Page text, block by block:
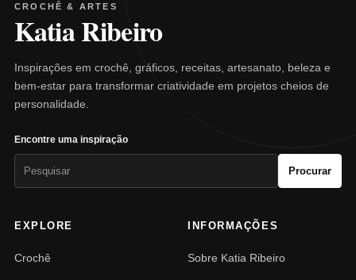
CROCHÊ & ARTES
Katia Ribeiro
Inspirações em crochê, gráficos, receitas, artesanato, beleza e
bem-estar para transformar criatividade em projetos cheios de
personalidade.
Encontre uma inspiração
Procurar
EXPLORE
Crochê
INFORMAÇÕES
Sobre Katia Ribeiro